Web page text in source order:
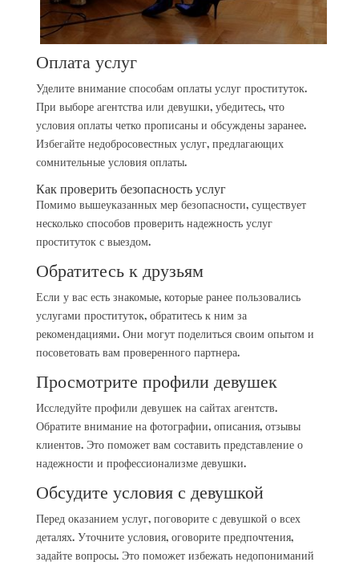
Оплата услуг
Уделите внимание способам оплаты услуг проституток.
При выборе агентства или девушки, убедитесь, что
условия оплаты четко прописаны и обсуждены заранее.
Избегайте недобросовестных услуг, предлагающих
сомнительные условия оплаты.
Как проверить безопасность услуг
Помимо вышеуказанных мер безопасности, существует
несколько способов проверить надежность услуг
проституток с выездом.
Обратитесь к друзьям
Если у вас есть знакомые, которые ранее пользовались
услугами проституток, обратитесь к ним за
рекомендациями. Они могут поделиться своим опытом и
посоветовать вам проверенного партнера.
Просмотрите профили девушек
Исследуйте профили девушек на сайтах агентств.
Обратите внимание на фотографии, описания, отзывы
клиентов. Это поможет вам составить представление о
надежности и профессионализме девушки.
Обсудите условия с девушкой
Перед оказанием услуг, поговорите с девушкой о всех
деталях. Уточните условия, оговорите предпочтения,
задайте вопросы. Это поможет избежать недопониманий